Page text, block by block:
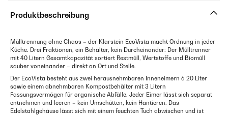
Produktbeschreibung
Mülltrennung ohne Chaos – der Klarstein EcoVista macht Ordnung in jeder
Küche. Drei Fraktionen, ein Behälter, kein Durcheinander: Der Mülltrenner
mit 40 Litern Gesamtkapazität sortiert Restmüll, Wertstoffe und Biomüll
sauber voneinander – direkt an Ort und Stelle.
Der EcoVista besteht aus zwei herausnehmbaren Inneneimern à 20 Liter
sowie einem abnehmbaren Kompostbehälter mit 3 Litern
Fassungsvermögen für organische Abfälle. Jeder Eimer lässt sich separat
entnehmen und leeren – kein Umschütten, kein Hantieren. Das
Edelstahlgehäuse lässt sich mit einem feuchten Tuch abwischen und ist